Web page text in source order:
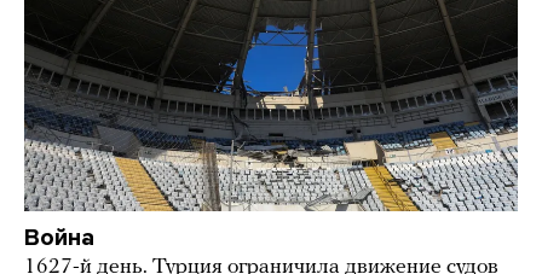
Война
1627-й день. Турция ограничила движение судов